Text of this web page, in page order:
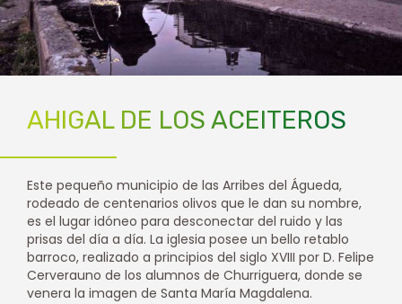
AHIGAL DE LOS ACEITEROS
Este pequeño municipio de las Arribes del Águeda,
rodeado de centenarios olivos que le dan su nombre,
es el lugar idóneo para desconectar del ruido y las
prisas del día a día. La iglesia posee un bello retablo
barroco, realizado a principios del siglo XVIII por D. Felipe
Cerverauno de los alumnos de Churriguera, donde se
venera la imagen de Santa María Magdalena.